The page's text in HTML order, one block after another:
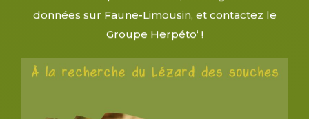
Une fois l’espèce trouvée, renseignez vos
données sur Faune-Limousin, et contactez le
Groupe Herpéto ‘ !